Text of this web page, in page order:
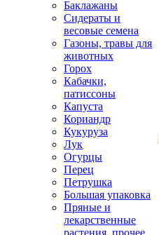
Баклажаны
Сидераты и
весовые семена
Газоны, травы для
животных
Горох
Кабачки,
патиссоны
Капуста
Кориандр
Кукуруза
Лук
Огурцы
Перец
Петрушка
Большая упаковка
Пряные и
лекарственные
растения, прочее